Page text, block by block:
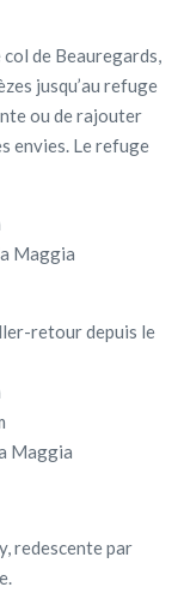
de Beauregards,
jusqu’au refuge
ou de rajouter
envies. Le refuge
Maggia
retour depuis le
Maggia
redescente par